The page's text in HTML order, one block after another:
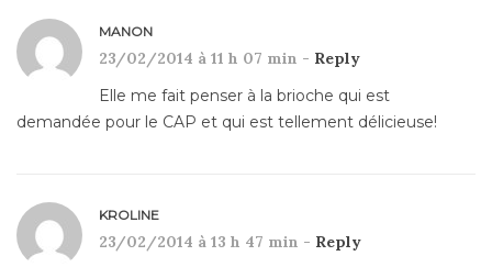
MANON
23/02/2014 à 11 h 07 min - Reply
Elle me fait penser à la brioche qui est
demandée pour le CAP et qui est tellement délicieuse!
KROLINE
23/02/2014 à 13 h 47 min - Reply